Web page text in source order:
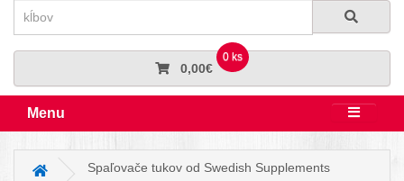
Hľadať
0 ks
0,00€
Menu
Hlavná stránkaSpaľovače tukov od Swedish Supplements